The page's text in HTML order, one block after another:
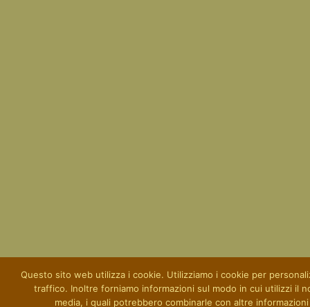
Questo sito web utilizza i cookie. Utilizziamo i cookie per
traffico. Inoltre forniamo informazioni sul modo in cui utilizzi il
media, i quali potrebbero combinarle con altre